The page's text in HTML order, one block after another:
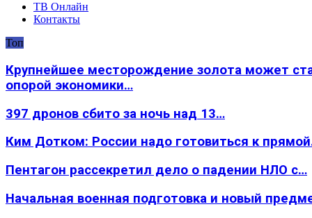
ТВ Онлайн
Контакты
Топ
Крупнейшее месторождение золота может
опорой экономики…
397 дронов сбито за ночь над 13…
Ким Дотком: России надо готовиться к
Пентагон рассекретил дело о падении НЛО с…
Начальная военная подготовка и новый